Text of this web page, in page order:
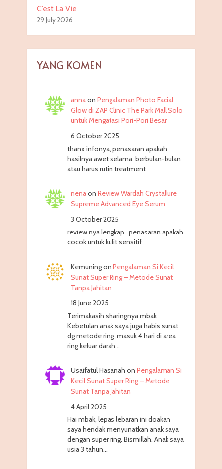
C’est La Vie
29 July 2026
YANG KOMEN
annaon Pengalaman Photo Facial
Glow di ZAP Clinic The Park Mall Solo
untuk Mengatasi Pori-Pori Besar
6 October 2025
thanx infonya, penasaran apakah
hasilnya awet selama. berbulan-bulan
atau harus rutin treatment
nenaon Review Wardah Crystallure
Supreme Advanced Eye Serum
3 October 2025
review nya lengkap.. penasaran apakah
cocok untuk kulit sensitif
Kemuningon Pengalaman Si Kecil
Sunat Super Ring – Metode Sunat
Tanpa Jahitan
18 June 2025
Terimakasih sharingnya mbak
Kebetulan anak saya juga habis sunat
dg metode ring ,masuk 4 hari di area
ring keluar darah…
Usaifatul Hasanah on Pengalaman Si
Kecil Sunat Super Ring – Metode
Sunat Tanpa Jahitan
4 April 2025
Hai mbak, lepas lebaran ini doakan
saya hendak menyunatkan anak saya
dengan super ring. Bismillah. Anak saya
usia 3 tahun…